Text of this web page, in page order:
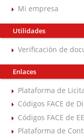
Mi empresa
Utilidades
Verificación de
Enlaces
Plataforma de
Códigos FACE de
Códigos FACE de
Plataforma de